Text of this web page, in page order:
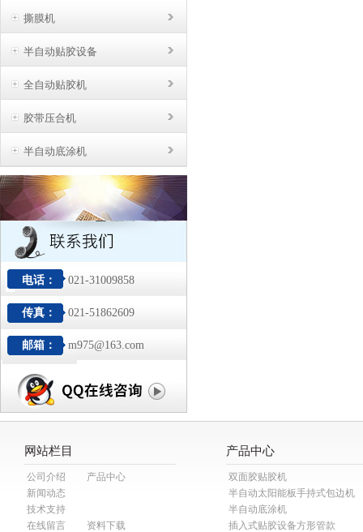
撕膜机
半自动贴胶设备
全自动贴胶机
胶带压合机
半自动底涂机
电话： 021-31009858
传真： 021-51862609
邮箱： m975@163.com
网站栏目
公司介绍
产品中心
新闻动态
技术支持
在线留言
资料下载
产品中心
双面胶贴胶机
半自动太阳能板手持式包边机
半自动底涂机
插入式贴胶设备方形管款